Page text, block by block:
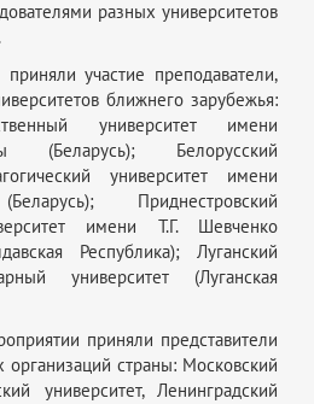
разных университетов
участие преподаватели,
ближнего зарубежья:
университет имени
(Беларусь); Белорусский
университет имени
Приднестровский
имени Т.Г. Шевченко
Республика); Луганский
университет (Луганская
приняли представители
организаций страны: Московский
университет, Ленинградский